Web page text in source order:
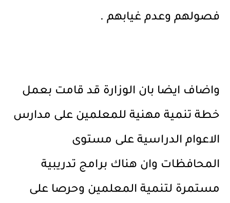
فصولهم وعدم غيابهم .
واضاف ايضا بان الوزارة قد قامت بعمل
خطة تنمية مهنية للمعلمين على مدارس
الاعوام الدراسية على مستوى
المحافظات وان هناك برامج تدريبية
مستمرة لتنمية المعلمين وحرصا على